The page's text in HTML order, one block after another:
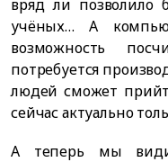
вряд ли позволило
учёных… А
возможность
потребуется
людей сможет
сейчас актуально
А теперь мы